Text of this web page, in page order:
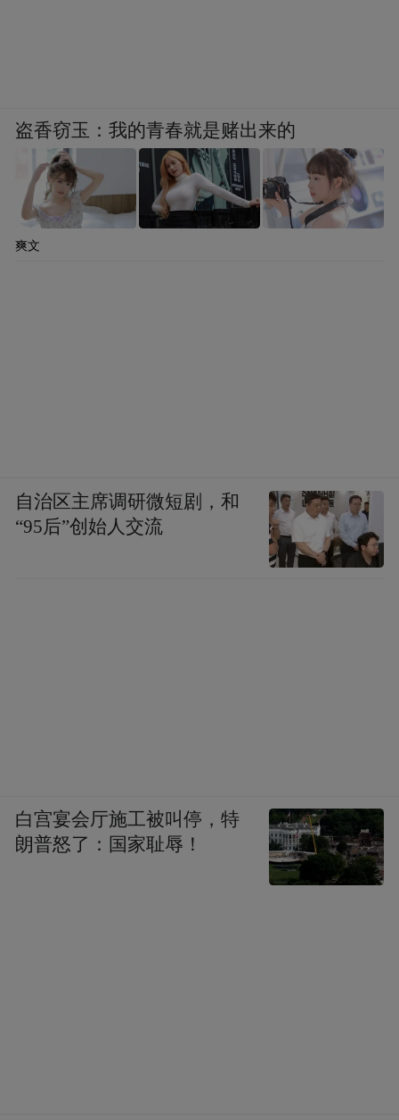
盗香窃玉：我的青春就是赌出来的
爽文
自治区主席调研微短剧，和
“95后”创始人交流
白宫宴会厅施工被叫停，特
朗普怒了：国家耻辱！